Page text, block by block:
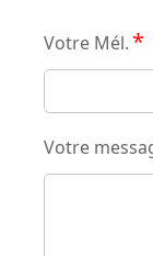
Votre Mél. *
Votre